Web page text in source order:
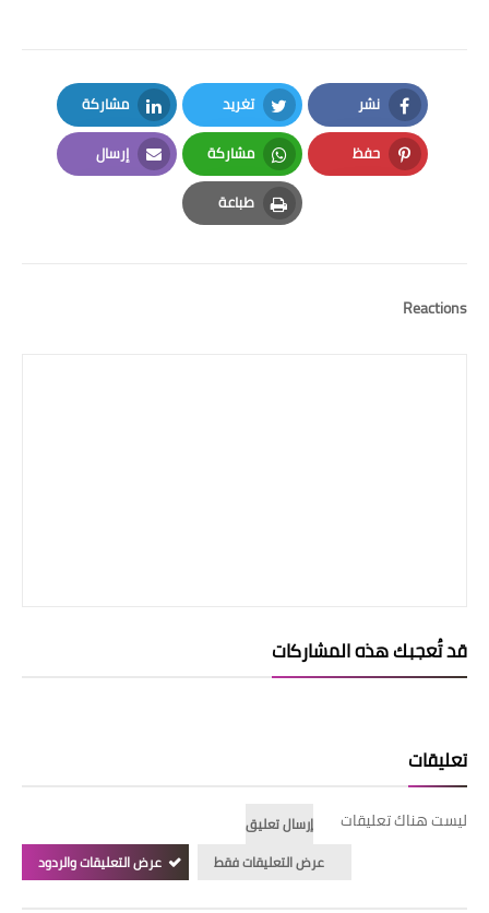
نشر
Facebook
تغريد
Twitter
مشاركة
LinkedIn
حفظ
Pinterest
مشاركة
Whatsapp
إرسال
Email
طباعة
Print
Reactions
قد تُعجبك هذه المشاركات
تعليقات
ليست هناك تعليقات
إرسال تعليق
عرض التعليقات فقط
عرض التعليقات والردود